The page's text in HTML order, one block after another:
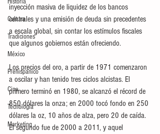
Cultura
Tradiciones
México
Prehispánico
Cine
Tecnología
Marketing
inyección masiva de liquidez de los bancos
centrales y una emisión de deuda sin precedentes
a escala global, sin contar los estímulos fiscales
que algunos gobiernos están ofreciendo.
Los precios del oro, a partir de 1971 comenzaron
a oscilar y han tenido tres ciclos alcistas. El
primero terminó en 1980, se alcanzó el récord de
850 dólares la onza; en 2000 tocó fondo en 250
dólares la oz, 10 años de alza, pero 20 de caída.
El segundo fue de 2000 a 2011, y aquel